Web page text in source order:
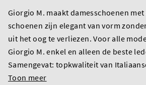
Giorgio M. maakt damesschoenen
schoenen zijn elegant van vorm
uit het oog te verliezen. Voor alle
Giorgio M. enkel en alleen de beste
Samengevat: topkwaliteit van
Toon meer